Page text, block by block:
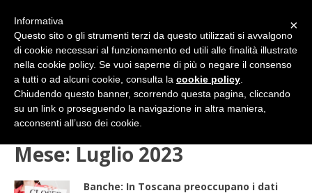
2023 Luglio
Mese: Luglio 2023
Banche: In Toscana preoccupano i dati
×
Informativa
Questo sito o gli strumenti terzi da questo utilizzati si avvalgono
di cookie necessari al funzionamento ed utili alle finalità illustrate
nella cookie policy. Se vuoi saperne di più o negare il consenso
a tutti o ad alcuni cookie, consulta la cookie policy
Chiudendo questo banner, scorrendo questa pagina, cliccando
su un link o proseguendo la navigazione in altra maniera,
acconsenti all’uso dei cookie.